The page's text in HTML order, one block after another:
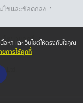
นไขและข้อตกลง ·
นโยบายคุกกี้ ·
อหา และเว็บไซต์ให้ตรงกับใจคุณ
ยการใช้คุกกี้